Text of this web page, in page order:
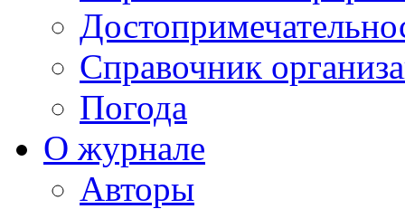
Справочник
Погода
О журнале
Авторы